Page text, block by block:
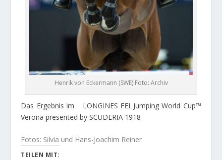
Henrik von Eckermann (SWE) Foto: Archiv
Das Ergebnis im LONGINES FEI Jumping World Cup™
Verona presented by SCUDERIA 1918
Fotos: Silvia und Hans-Joachim Reiner
TEILEN MIT: